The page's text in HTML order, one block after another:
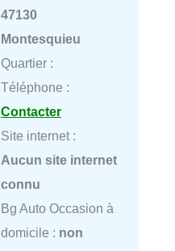
47130
Montesquieu
Quartier :
Téléphone :
Contacter
Site internet :
Aucun site internet
connu
Bg Auto Occasion à
domicile : non